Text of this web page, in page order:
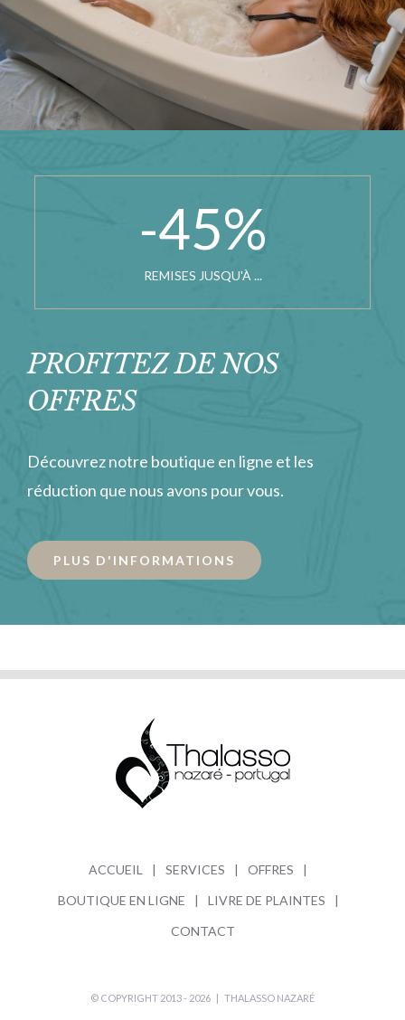
-45%
REMISES JUSQU'À ...
PROFITEZ DE NOS
OFFRES
Découvrez notre boutique en ligne et les
réduction que nous avons pour vous.
PLUS D'INFORMATIONS
ACCUEIL SERVICES
OFFRES
BOUTIQUE EN LIGNE
LIVRE DE PLAINTES
CONTACT
© COPYRIGHT 2013 - 2026 | THALASSO NAZARÉ